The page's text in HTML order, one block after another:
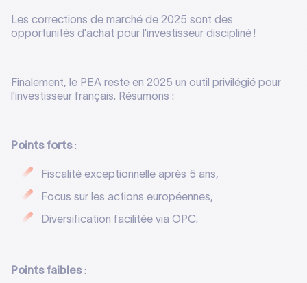
Les corrections de marché de 2025 sont des
opportunités d'achat pour l'investisseur discipliné !
Finalement, le PEA reste en 2025 un outil privilégié pour
l'investisseur français. Résumons :
Points forts:
Fiscalité exceptionnelle après 5 ans,
Focus sur les actions européennes,
Diversification facilitée via OPC.
Points faibles: